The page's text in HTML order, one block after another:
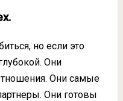
но если это
Они
Они самые
Они готовы